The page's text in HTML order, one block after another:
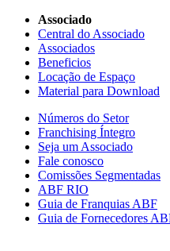
Associado
Central do Associado
Associados
Beneficios
Locação de Espaço
Material para Download
Números do Setor
Franchising Íntegro
Seja um Associado
Fale conosco
Comissões Segmentadas
ABF RIO
Guia de Franquias ABF
Guia de Fornecedores